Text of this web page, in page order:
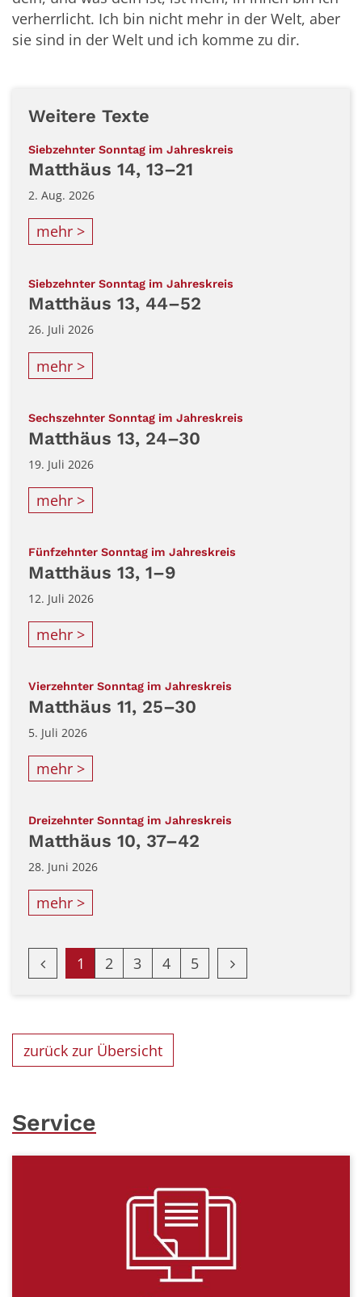
verherrlicht. Ich bin nicht mehr in der Welt, aber
sie sind in der Welt und ich komme zu dir.
Weitere Texte
Siebzehnter Sonntag im Jahreskreis
Matthäus 14, 13–21
2. Aug. 2026
mehr >
Siebzehnter Sonntag im Jahreskreis
Matthäus 13, 44–52
26. Juli 2026
mehr >
Sechszehnter Sonntag im Jahreskreis
Matthäus 13, 24–30
19. Juli 2026
mehr >
Fünfzehnter Sonntag im Jahreskreis
Matthäus 13, 1–9
12. Juli 2026
mehr >
Vierzehnter Sonntag im Jahreskreis
Matthäus 11, 25–30
5. Juli 2026
mehr >
Dreizehnter Sonntag im Jahreskreis
Matthäus 10, 37–42
28. Juni 2026
mehr >
Vorherige Seite
1 2 3 4 5 Nächste Seite
zurück zur Übersicht
Service